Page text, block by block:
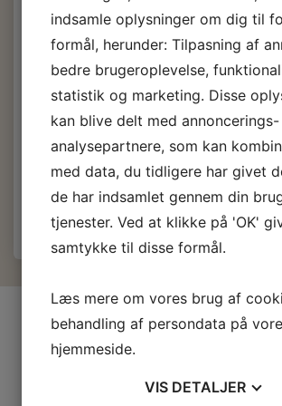
139,00 DKKm/
111,20 DKK
Indhold maling:
Læg i kurv
INFORMATIONER
Firma profil
indsamle oplysninger om dig til
formål, herunder: Tilpasning af
bedre brugeroplevelse,
statistik og marketing. Disse
kan blive delt med
analysepartnere, som kan
med data, du tidligere har givet
de har indsamlet gennem din
tjenester. Ved at klikke på 'OK'
samtykke til disse formål.
Læs mere om vores brug af
behandling af persondata på
hjemmeside.
VIS DETALJER